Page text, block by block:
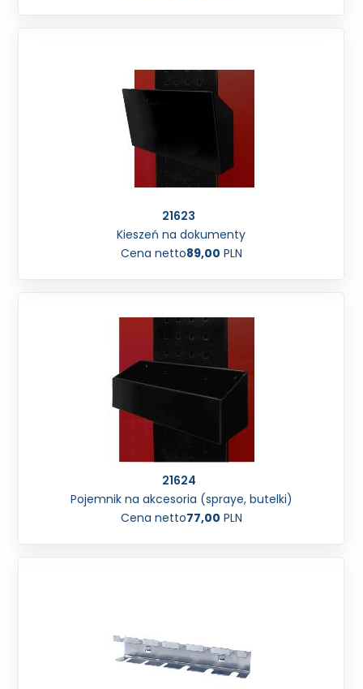
21623
Kieszeń na dokumenty
Cena netto89,00 PLN
21624
Pojemnik na akcesoria (spraye, butelki)
Cena netto77,00 PLN